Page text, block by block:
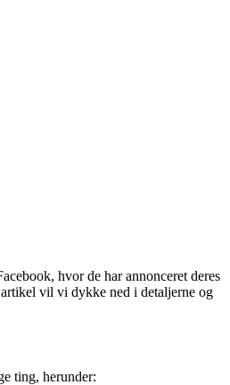
hvor de har annonceret deres
vil vi dykke ned i detaljerne og
ting, herunder: